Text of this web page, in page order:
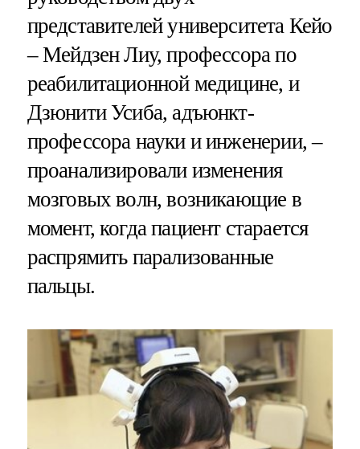
представителей университета Кейо
– Мейдзен Лиу, профессора по
реабилитационной медицине, и
Дзюнити Усиба, адъюнкт-
профессора науки и инженерии, –
проанализировали изменения
мозговых волн, возникающие в
момент, когда пациент старается
распрямить парализованные
пальцы.